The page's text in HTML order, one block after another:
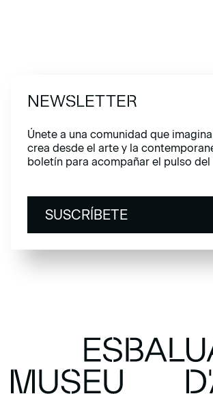
NEWSLETTER
Únete a una comunidad que
crea desde el arte y la
boletín para acompañar el pulso del
SUSCRÍBETE
SUSCRÍBETE